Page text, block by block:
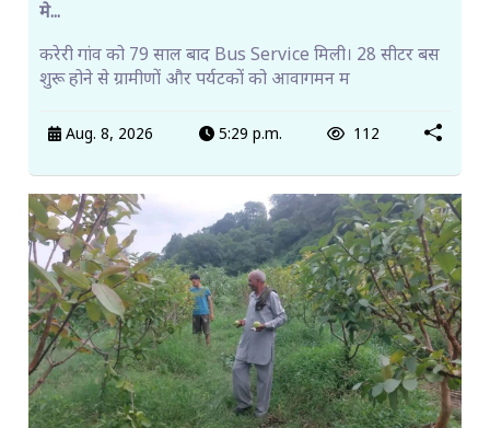
मे...
करेरी गांव को 79 साल बाद Bus Service मिली। 28 सीटर बस
शुरू होने से ग्रामीणों और पर्यटकों को आवागमन म
Aug. 8, 2026 5:29 p.m. 112